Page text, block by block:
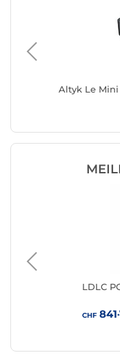
Altyk Le Mini
LDLC
CHF841